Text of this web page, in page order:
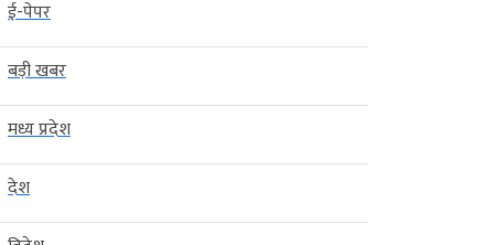
ई-पेपर
बड़ी खबर
मध्य प्रदेश
देश